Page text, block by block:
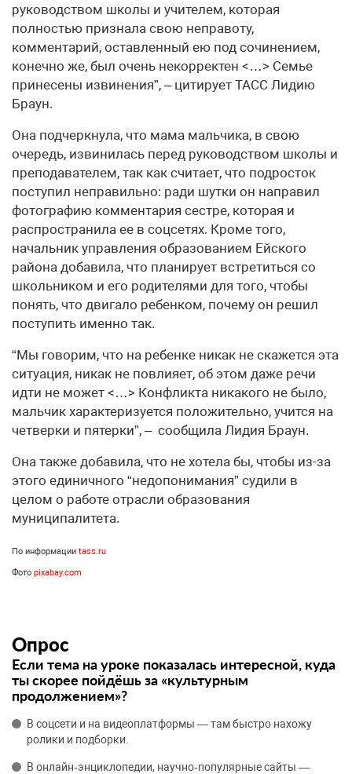
руководством школы и учителем, которая
полностью признала свою неправоту,
комментарий, оставленный ею под сочинением,
конечно же, был очень некорректен <…> Семье
принесены извинения”, – цитирует ТАСС Лидию
Браун.
Она подчеркнула, что мама мальчика, в свою
очередь, извинилась перед руководством школы и
преподавателем, так как считает, что подросток
поступил неправильно: ради шутки он направил
фотографию комментария сестре, которая и
распространила ее в соцсетях. Кроме того,
начальник управления образованием Ейского
района добавила, что планирует встретиться со
школьником и его родителями для того, чтобы
понять, что двигало ребенком, почему он решил
поступить именно так.
“Мы говорим, что на ребенке никак не скажется эта
ситуация, никак не повлияет, об этом даже речи
идти не может <…> Конфликта никакого не было,
мальчик характеризуется положительно, учится на
четверки и пятерки”, – сообщила Лидия Браун.
Она также добавила, что не хотела бы, чтобы из-за
этого единичного “недопонимания” судили в
целом о работе отрасли образования
муниципалитета.
По информации tass.ru
Фото pixabay.com
Опрос
Если тема на уроке показалась интересной, куда
ты скорее пойдёшь за «культурным
продолжением»?
В соцсети и на видеоплатформы — там быстро нахожу
ролики и подборки.
В онлайн‑энциклопедии, научно‑популярные сайты —